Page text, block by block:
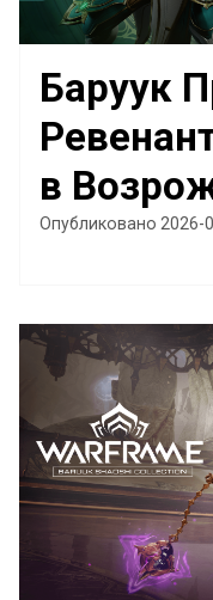
Баруук
в
Опубликовано 2026-